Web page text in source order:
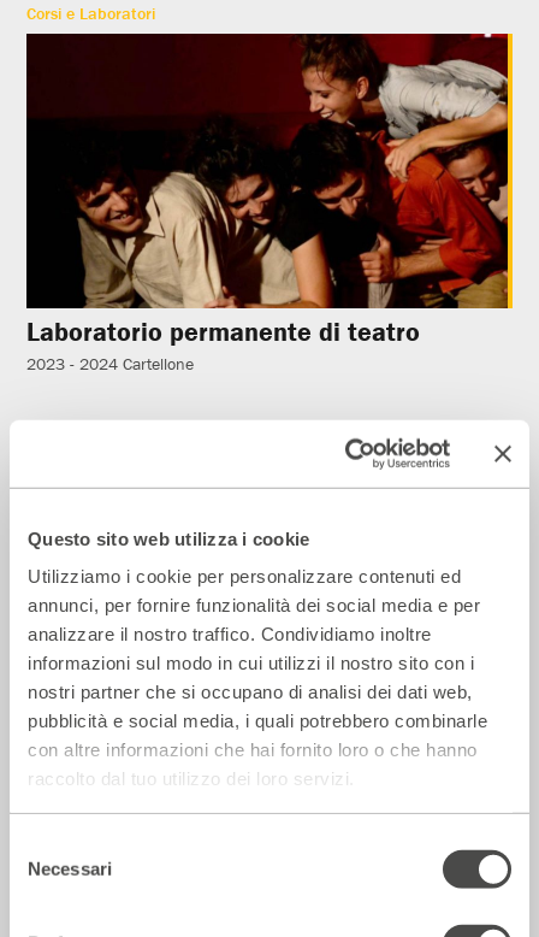
Questo sito web utilizza i cookie
Utilizziamo i cookie per personalizzare contenuti ed
annunci, per fornire funzionalità dei social media e per
analizzare il nostro traffico. Condividiamo inoltre
informazioni sul modo in cui utilizzi il nostro sito con i
nostri partner che si occupano di analisi dei dati web,
pubblicità e social media, i quali potrebbero combinarle
con altre informazioni che hai fornito loro o che hanno
raccolto dal tuo utilizzo dei loro servizi.
delNecessari
Corsi e Laboratori
Laboratorio permanente di teatro
2023 - 2024 Cartellone
Una grande Europa o tante piccole